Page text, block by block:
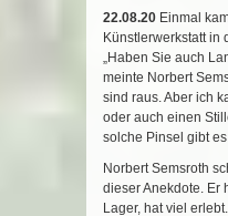
22.08.20 Einmal
Künstlerwerkstatt in
„Haben Sie auch
meinte Norbert
sind raus. Aber ich
oder auch einen
solche Pinsel gibt
Norbert Semsroth
dieser Anekdote. Er
Lager, hat viel